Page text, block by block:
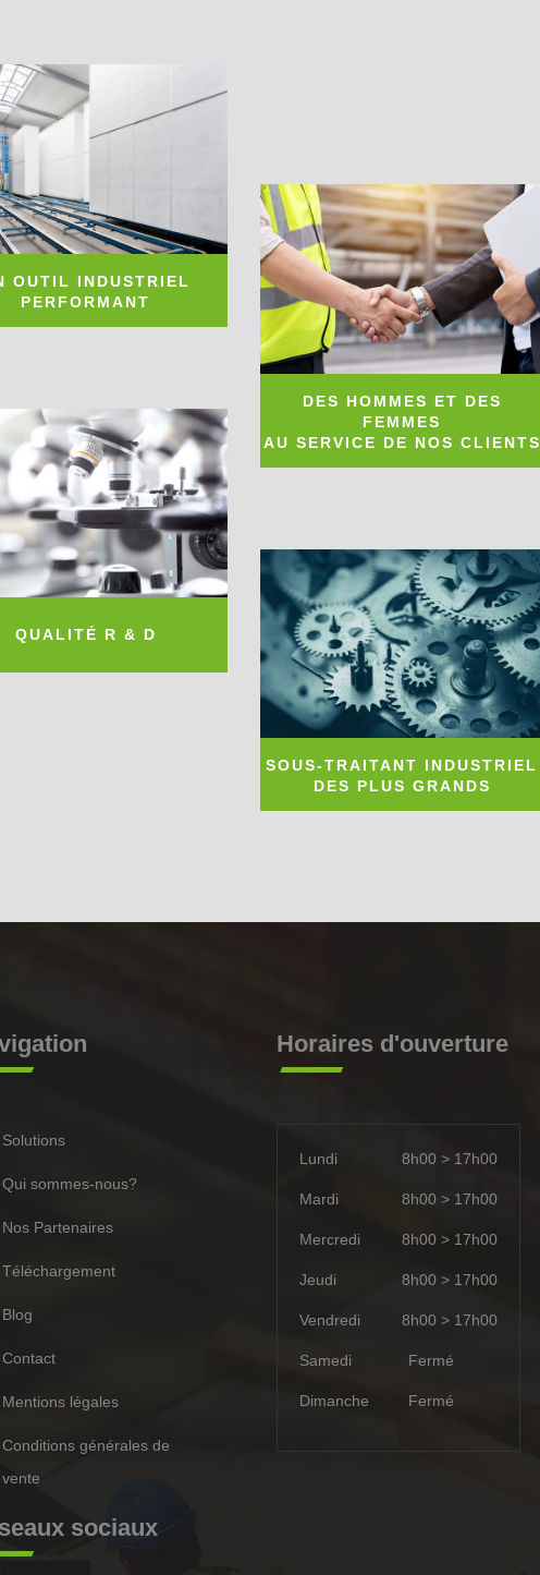
OUTIL INDUSTRIEL
PERFORMANT
QUALITÉ R & D
DES HOMMES ET DES
FEMMES
AU SERVICE DE NOS CLIENTS
SOUS-TRAITANT INDUSTRIEL
DES PLUS GRANDS
Solutions
Qui sommes-nous?
Nos Partenaires
Téléchargement
Blog
Contact
Mentions légales
Conditions générales de
vente
sociaux
Horaires d'ouverture
Lundi 8h00 > 17h00
Mardi 8h00 > 17h00
Mercredi 8h00 > 17h00
Jeudi 8h00 > 17h00
Vendredi 8h00 > 17h00
Samedi Fermé
Dimanche Fermé